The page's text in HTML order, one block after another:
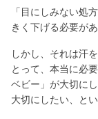
「目にしみない処
きく下げる必要があ
しかし、それは汗
とって、本当に必
ベビー」が大切に
大切にしたい、と